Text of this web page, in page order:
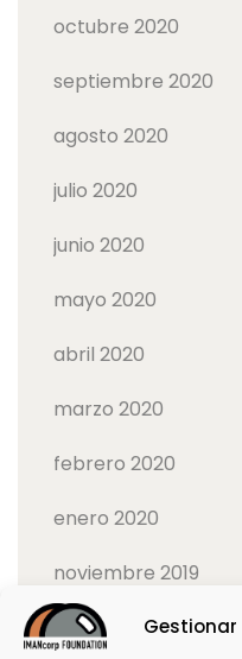
octubre 2020
septiembre 2020
agosto 2020
julio 2020
junio 2020
mayo 2020
abril 2020
marzo 2020
febrero 2020
enero 2020
noviembre 2019
octubre 2019